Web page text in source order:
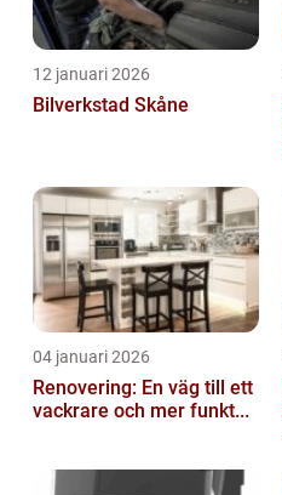
12 januari 2026
Bilverkstad Skåne
04 januari 2026
Renovering: En väg till ett
vackrare och mer funkt...